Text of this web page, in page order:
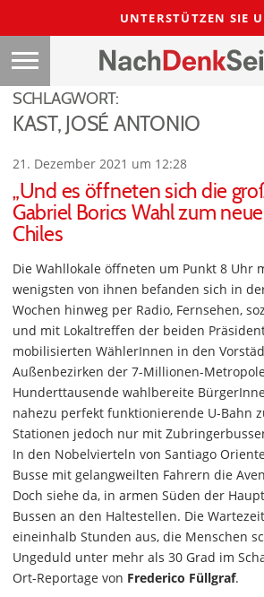
UNTERSTÜTZEN SIE
SCHLAGWORT:
KAST, JOSÉ ANTONIO
21. Dezember 2021 um 12:28
„Und es öffneten sich die
Gabriel Borics Wahl zum
Chiles
Die Wahllokale öffneten um Punkt 8 Uhr
wenigsten von ihnen befanden sich in
Wochen hinweg per Radio, Fernsehen,
und mit Lokaltreffen der beiden
mobilisierten WählerInnen in den
Außenbezirken der 7-Millionen-
Hunderttausende wahlbereite
nahezu perfekt funktionierende U-Bahn
Stationen jedoch nur mit
In den Nobelvierteln von Santiago
Busse mit gelangweilten Fahrern die
Doch siehe da, in armen Süden der
Bussen an den Haltestellen. Die
eineinhalb Stunden aus, die Menschen
Ungeduld unter mehr als 30 Grad im
Ort-Reportage von Frederico Füllgraf.